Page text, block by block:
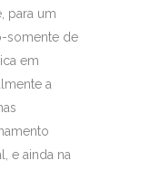
para um
somente de
em
a
e ainda na